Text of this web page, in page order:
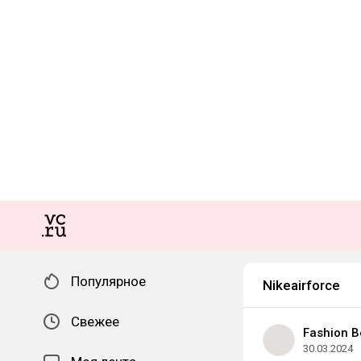
Популярное
Свежее
Nikeairforce
Fashion
30.03.2024